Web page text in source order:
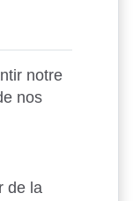
notre
nos
de la